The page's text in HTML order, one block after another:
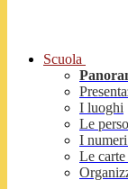
Scuola
I luoghi
Le
I
Le